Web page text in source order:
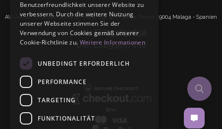
AW Artisan S.L.Calle Caleta de Velez n39, 41 PI Santa Tereza 29004 Málaga - Spanien
IdNr: ESB93657658
UID: ESB93657658
Benutzerfreundlichkeit unserer Website zu
verbessern. Durch die weitere Nutzung
unserer Webseite stimmen Sie der
Verwendung von Cookies gemäß unserer
Cookie-Richtlinie zu. Weitere Informationen
UNBEDINGT ERFORDERLICH
PERFORMANCE
TARGETING
FUNKTIONALITÄT